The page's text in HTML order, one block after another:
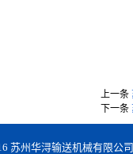
上一条
下一条
苏州华浔输送机械有限公